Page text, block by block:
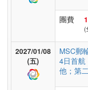
亞
團費
(
2027/01/08
(五)
MSC郵
4日首航
他；第